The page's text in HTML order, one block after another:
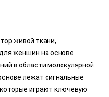
живой ткани,
женщин на основе
в области молекулярной
лежат сигнальные
играют ключевую